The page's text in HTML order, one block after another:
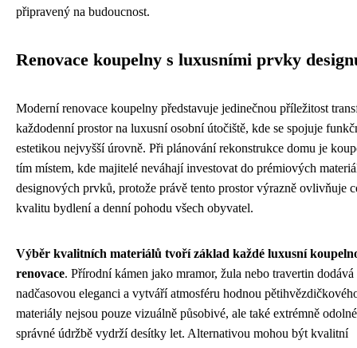
připravený na budoucnost.
Renovace koupelny s luxusními prvky
Moderní renovace koupelny představuje jedinečnou příležitost
každodenní prostor na luxusní osobní útočiště, kde se spojuje
estetikou nejvyšší úrovně. Při plánování rekonstrukce domu je
tím místem, kde majitelé neváhají investovat do prémiových
designových prvků, protože právě tento prostor výrazně ovlivňuje
kvalitu bydlení a denní pohodu všech obyvatel.
Výběr kvalitních materiálů tvoří základ každé luxusní
renovace. Přírodní kámen jako mramor, žula nebo travertin dodává
nadčasovou eleganci a vytváří atmosféru hodnou
materiály nejsou pouze vizuálně působivé, ale také extrémně
správné údržbě vydrží desítky let. Alternativou mohou být kvalitní